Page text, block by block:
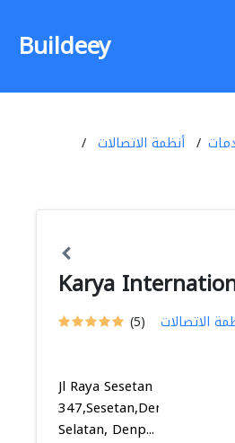
Buildeey
أنظمة الاتصالات
Karya
(5) الاتصالات
Jl Raya Sesetan
347,Sesetan,Denpasar
Selatan, Denp...